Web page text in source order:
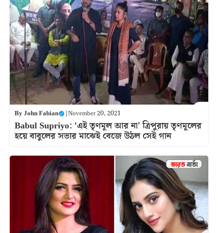
ByJohn Fabian |November 20, 2021
Babul Supriyo: ‘এই তৃণমূল আর না’ ত্রিপুরায় তৃণমূলের
হয়ে বাবুলের সভার মাঝেই বেজে উঠল সেই গান